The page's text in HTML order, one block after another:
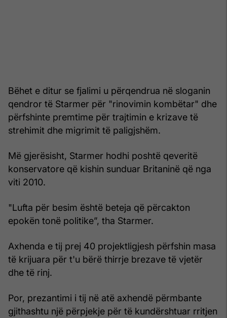
Bëhet e ditur se fjalimi u përqendrua në sloganin
qendror të Starmer për "rinovimin kombëtar" dhe
përfshinte premtime për trajtimin e krizave të
strehimit dhe migrimit të paligjshëm.
Më gjerësisht, Starmer hodhi poshtë qeveritë
konservatore që kishin sunduar Britaninë që nga
viti 2010.
"Lufta për besim është beteja që përcakton
epokën tonë politike”, tha Starmer.
Axhenda e tij prej 40 projektligjesh përfshin masa
të krijuara për t'u bërë thirrje brezave të vjetër
dhe të rinj.
Por, prezantimi i tij në atë axhendë përmbante
gjithashtu një përpjekje për të kundërshtuar rritjen